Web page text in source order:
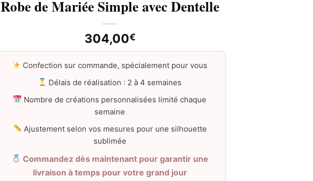
Robe de Mariée Simple avec Dentelle
304,00€
Confection sur commande, spécialement pour vous
Délais de réalisation : 2 à 4 semaines
Nombre de créations personnalisées limité chaque
semaine
Ajustement selon vos mesures pour une silhouette
sublimée
Commandez dès maintenant pour garantir une
livraison à temps pour votre grand jour